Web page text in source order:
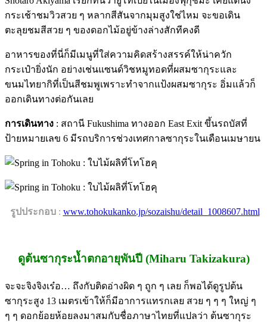
กระเช้าชมวิวสวย ๆ หลากสีสันจากมุมสูงใช่ไหม จะขอเดิน
ตะลุยชมสีสวย ๆ ของดอกไม้อยู่ข้างล่างสักทีคงดี
อาหารของที่นี่ก็มีเมนูที่ใส่ความคิดสร้างสรรค์ให้น่าควัก
กระเป๋ายิ่งนัก อย่างเช่นแซนด์วิชหมูทอดที่ผสมซากุระและ
ขนมไทยากิที่เป็นสีชมพูเพราะทำจากแป้งผสมซากุระ อิ่มแล้วก็
ออกเดินทางต่อกันเลย
การเดินทาง : สถานี Fukushima ทางออก East Exit ขึ้นรถบัสที่
ป้ายหมายเลข 6 มีรถบริการช่วงเทศกาลซากุระในเดือนเมษายน
รูปประกอบ: www.tohokukanko.jp/sozaishu/detail_1008607.html
ดูต้นซากุระน้ำตกอายุพันปี (Miharu Takizakura)
จะจะจิงจิงเร๋อ… ถึงกับติดอ่างผิด ๆ ถูก ๆ เลย ก็พอได้ดูรูปต้น
ซากุระสูง 13 เมตรเข้าให้ก็มีอาการแทรกเลย สวย ๆ ๆ ๆ ใหญ่ ๆ
ๆ ๆ ดอกย้อยห้อยลงมาสมกับชื่อภาษาไทยที่แปลว่า ต้นซากุระ